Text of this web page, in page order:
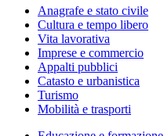
Anagrafe e stato civile
Cultura e tempo libero
Vita lavorativa
Imprese e commercio
Appalti pubblici
Catasto e urbanistica
Turismo
Mobilità e trasporti